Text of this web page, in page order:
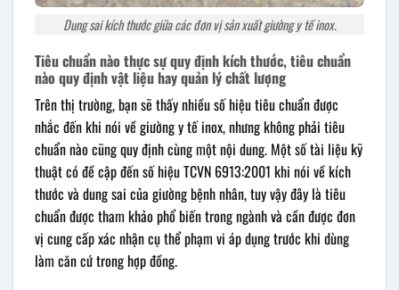
Dung sai kích thước giữa các đơn vị sản xuất giường y tế inox.
Tiêu chuẩn nào thực sự quy định kích thước, tiêu chuẩn
nào quy định vật liệu hay quản lý chất lượng
Trên thị trường, bạn sẽ thấy nhiều số hiệu tiêu chuẩn được
nhắc đến khi nói về giường y tế inox, nhưng không phải tiêu
chuẩn nào cũng quy định cùng một nội dung. Một số tài liệu kỹ
thuật có đề cập đến số hiệu TCVN 6913:2001 khi nói về kích
thước và dung sai của giường bệnh nhân, tuy vậy đây là tiêu
chuẩn được tham khảo phổ biến trong ngành và cần được đơn
vị cung cấp xác nhận cụ thể phạm vi áp dụng trước khi dùng
làm căn cứ trong hợp đồng.